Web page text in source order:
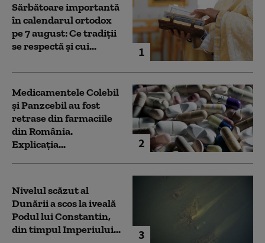
1
Sărbătoare importantă
în calendarul ortodox
pe 7 august: Ce tradiții
se respectă și cui...
2
Medicamentele Colebil
și Panzcebil au fost
retrase din farmaciile
din România.
Explicația...
3
Nivelul scăzut al
Dunării a scos la iveală
Podul lui Constantin,
din timpul Imperiului...